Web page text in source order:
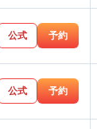
公式 予約
公式 予約